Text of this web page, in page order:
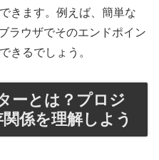
きます。例えば、簡単な
ラウザでそのエンドポイン
きるでしょう。
ーとは？プロジ
係を理解しよう